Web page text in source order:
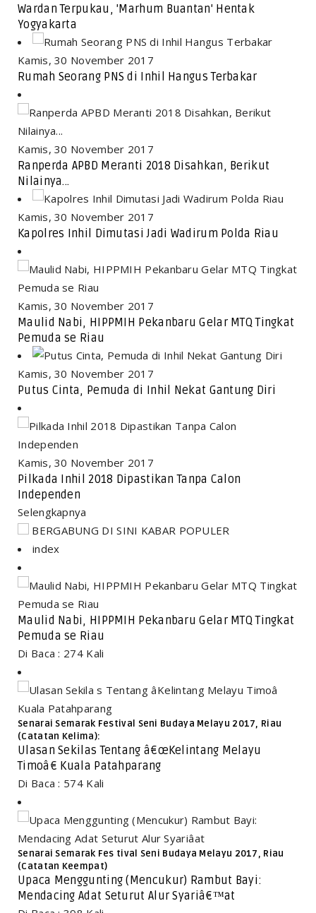
Wardan Terpukau, 'Marhum Buantan' Hentak
Yogyakarta
Kamis, 30 November 2017
Rumah Seorang PNS di Inhil Hangus Terbakar
Kamis, 30 November 2017
Ranperda APBD Meranti 2018 Disahkan, Berikut
Nilainya...
Kamis, 30 November 2017
Kapolres Inhil Dimutasi Jadi Wadirum Polda Riau
Kamis, 30 November 2017
Maulid Nabi, HIPPMIH Pekanbaru Gelar MTQ Tingkat
Pemuda se Riau
Kamis, 30 November 2017
Putus Cinta, Pemuda di Inhil Nekat Gantung Diri
Kamis, 30 November 2017
Pilkada Inhil 2018 Dipastikan Tanpa Calon
Independen
Selengkapnya
BERGABUNG DI SINI KABAR POPULER
index
Maulid Nabi, HIPPMIH Pekanbaru Gelar MTQ Tingkat
Pemuda se Riau
Di Baca : 274 Kali
Senarai Semarak Festival Seni Budaya Melayu 2017, Riau
(Catatan Kelima):
Ulasan Sekilas Tentang â€œKelintang Melayu
Timoâ€ Kuala Patahparang
Di Baca : 574 Kali
Senarai Semarak Fes tival Seni Budaya Melayu 2017, Riau
(Catatan Keempat)
Upaca Menggunting (Mencukur) Rambut Bayi:
Mendacing Adat Seturut Alur Syariâ€™at